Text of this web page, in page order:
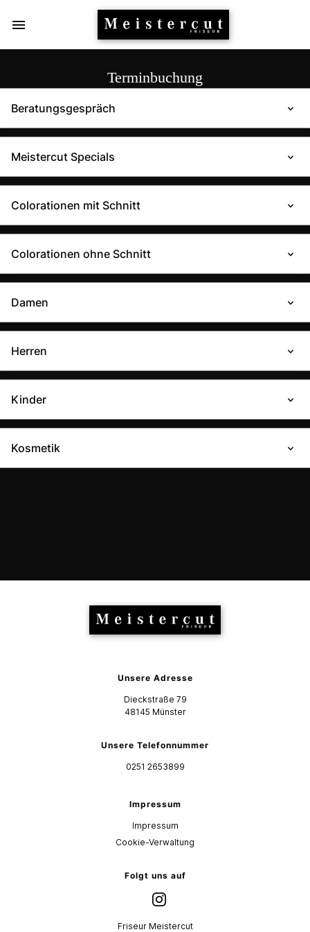
Terminbuchung
Beratungsgespräch
Meistercut Specials
Colorationen mit Schnitt
Colorationen ohne Schnitt
Damen
Herren
Kinder
Kosmetik
Unsere Adresse
Dieckstraße 79
48145 Münster
Unsere Telefonnummer
0251 2653899
Impressum
Impressum
Cookie-Verwaltung
Folgt uns auf
Friseur Meistercut